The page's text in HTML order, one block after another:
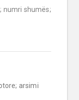
numri shumës;